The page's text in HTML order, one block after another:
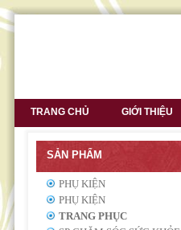
TRANG CHỦ GIỚI THIỆU
SẢN PHẨM
PHỤ KIỆN
PHỤ KIỆN
TRANG PHỤC